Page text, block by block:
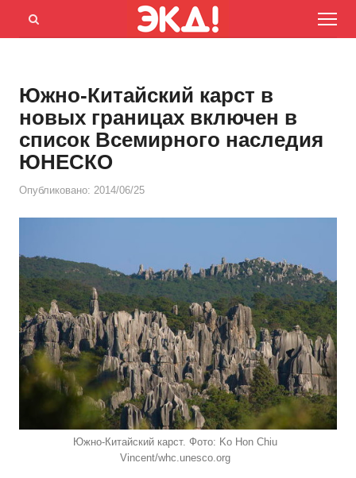
Menu
Открыть
Южно-Китайский карст в
новых границах включен в
список Всемирного наследия
ЮНЕСКО
Опубликовано: 2014/06/25
Южно-Китайский карст. Фото: Ko Hon Chiu
Vincent/whc.unesco.org